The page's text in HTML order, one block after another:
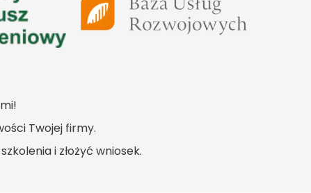
Twojej firmy.
i złożyć wniosek.